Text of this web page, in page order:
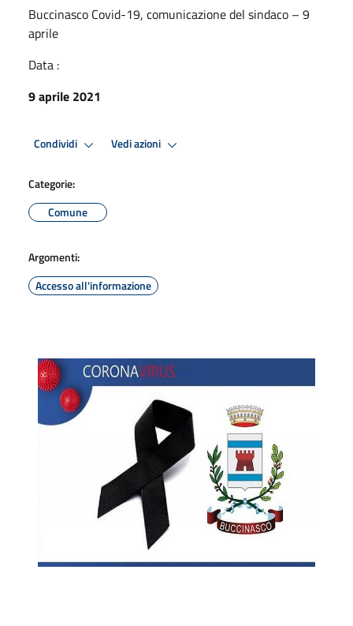
Buccinasco Covid-19, comunicazione del sindaco – 9
aprile
Data :
9 aprile 2021
Condividi Vedi azioni
Categorie:
Comune
Argomenti:
Accesso all'informazione